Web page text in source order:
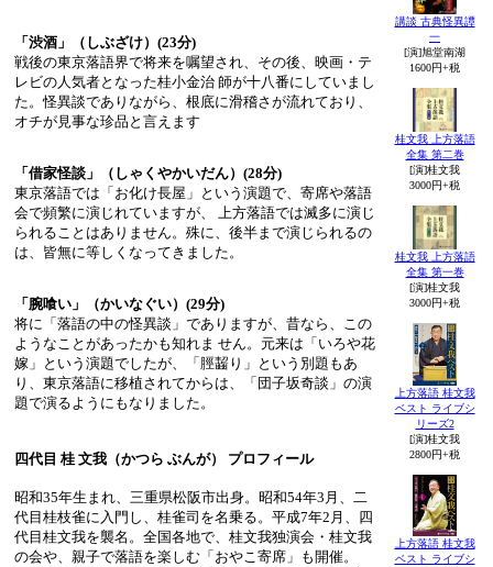
「渋酒」（しぶざけ）(23分)
戦後の東京落語界で将来を嘱望され、その後、映画・テ
レビの人気者となった桂小金治 師が十八番にしていまし
た。怪異談でありながら、根底に滑稽さが流れており、
オチが見事な珍品と言えます
「借家怪談」（しゃくやかいだん）(28分)
東京落語では「お化け長屋」という演題で、寄席や落語
会で頻繁に演じれていますが、 上方落語では滅多に演じ
られることはありません。殊に、後半まで演じられるの
は、皆無に等しくなってきました。
「腕喰い」（かいなぐい）(29分)
将に「落語の中の怪異談」でありますが、昔なら、この
ようなことがあったかも知れま せん。元来は「いろや花
嫁」という演題でしたが、「脛齧り」という別題もあ
り、東京落語に移植されてからは、「団子坂奇談」の演
題で演るようにもなりました。
四代目 桂 文我（かつら ぶんが） プロフィール
昭和35年生まれ、三重県松阪市出身。昭和54年3月、二
代目桂枝雀に入門し、桂雀司を名乗る。平成7年2月、四
代目桂文我を襲名。全国各地で、桂文我独演会・桂文我
の会や、親子で落語を楽しむ「おやこ寄席」も開催。
講談 古典怪異譚
一
[演]旭堂南湖
1600円+税
桂文我 上方落語
全集 第二巻
[演]桂文我
3000円+税
桂文我 上方落語
全集 第一巻
[演]桂文我
3000円+税
上方落語 桂文我
ベスト ライブシ
リーズ2
[演]桂文我
2800円+税
上方落語 桂文我
ベスト ライブシ